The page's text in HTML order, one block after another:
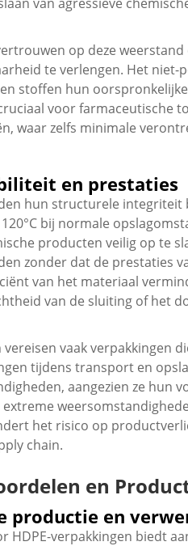
op deze
te verlengen. Het
stoffen hun
voor farmaceutische
waar zelfs minimale
en prestaties
hun structurele
bij normale
producten veilig op te
zonder dat de prestaties
van het materiaal
van de sluiting of het
vaak verpakkingen
tijdens transport en
aangezien ze hun
het risico op
chain.
en
productie en
HDPE-verpakkingen biedt